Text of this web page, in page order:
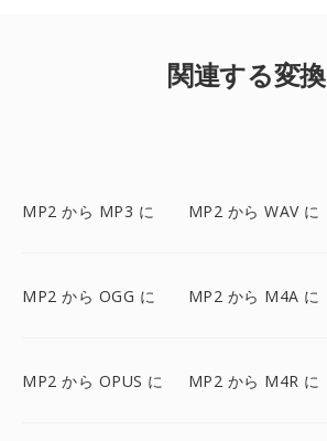
関連する変換
MP2 から MP3 に MP2 から WAV に
MP2 から OGG に MP2 から M4A に
MP2 から OPUS に MP2 から M4R に